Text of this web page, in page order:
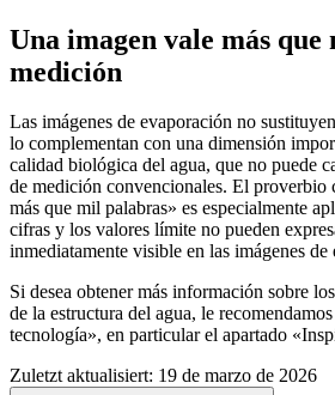
Una imagen vale más que
medición
Las imágenes de evaporación no
lo complementan con una dimensión
calidad biológica del agua, que no puede
de medición convencionales. El proverbio
más que mil palabras» es especialmente
cifras y los valores límite no pueden
inmediatamente visible en las imágenes de
Si desea obtener más información sobre
de la estructura del agua, le
tecnología», en particular el apartado
Zuletzt aktualisiert: 19 de marzo de 2026